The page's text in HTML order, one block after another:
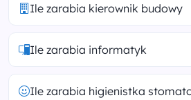
Ile zarabia kierownik budowy
Ile zarabia informatyk
Ile zarabia higienistka